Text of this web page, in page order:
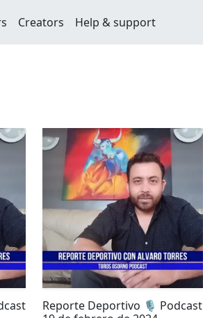
Creators Help & support
Reporte Deportivo 🎙️ Podcast